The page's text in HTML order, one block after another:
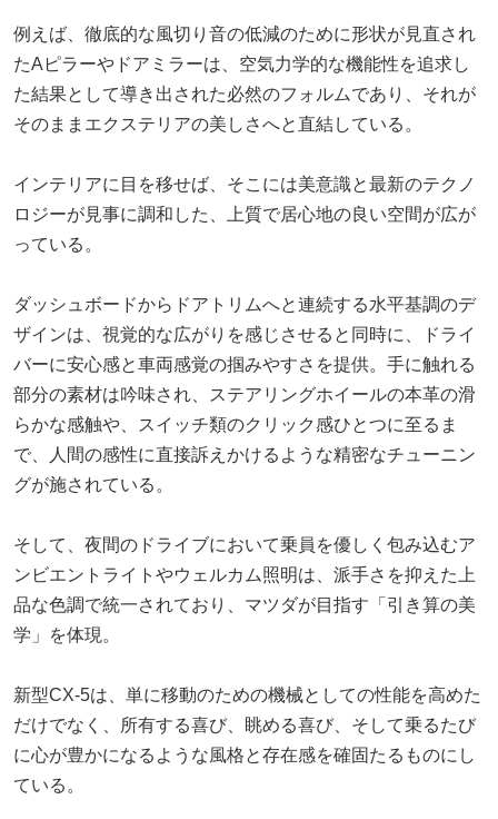
例えば、徹底的な風切り音の低減のために形状が見直され
たAピラーやドアミラーは、空気力学的な機能性を追求し
た結果として導き出された必然のフォルムであり、それが
そのままエクステリアの美しさへと直結している。
インテリアに目を移せば、そこには美意識と最新のテクノ
ロジーが見事に調和した、上質で居心地の良い空間が広が
っている。
ダッシュボードからドアトリムへと連続する水平基調のデ
ザインは、視覚的な広がりを感じさせると同時に、ドライ
バーに安心感と車両感覚の掴みやすさを提供。手に触れる
部分の素材は吟味され、ステアリングホイールの本革の滑
らかな感触や、スイッチ類のクリック感ひとつに至るま
で、人間の感性に直接訴えかけるような精密なチューニン
グが施されている。
そして、夜間のドライブにおいて乗員を優しく包み込むア
ンビエントライトやウェルカム照明は、派手さを抑えた上
品な色調で統一されており、マツダが目指す「引き算の美
学」を体現。
新型CX-5は、単に移動のための機械としての性能を高めた
だけでなく、所有する喜び、眺める喜び、そして乗るたび
に心が豊かになるような風格と存在感を確固たるものにし
ている。